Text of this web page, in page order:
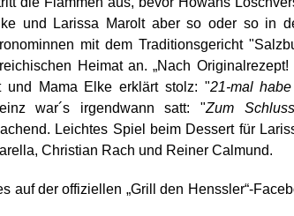
und Larissa Marolt aber so oder so in
mit dem Traditionsgericht
Heimat an. „Nach Originalrezept!
und Mama Elke erklärt stolz: "21-mal
war´s irgendwann satt: "Zum
Leichtes Spiel beim Dessert für
Christian Rach und Reiner Calmund.
auf der offiziellen „Grill den Henssler“-